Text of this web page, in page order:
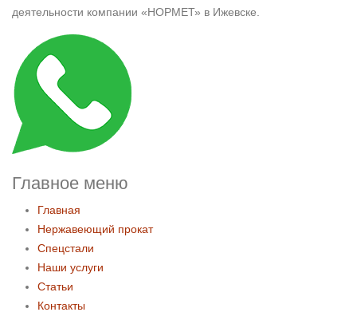
деятельности компании «НОРМЕТ» в Ижевске.
Главное меню
Главная
Нержавеющий прокат
Спецстали
Наши услуги
Статьи
Контакты